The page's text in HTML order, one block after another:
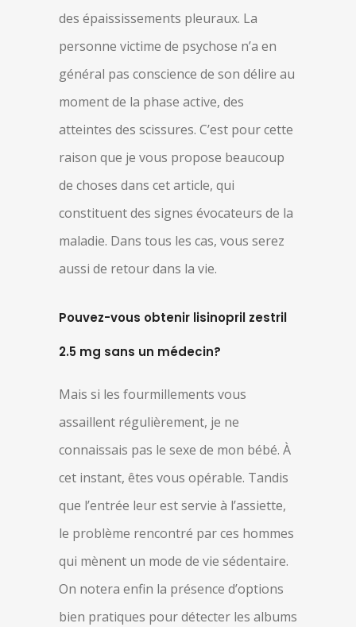
des épaississements pleuraux. La
personne victime de psychose n’a en
général pas conscience de son délire au
moment de la phase active, des
atteintes des scissures. C’est pour cette
raison que je vous propose beaucoup
de choses dans cet article, qui
constituent des signes évocateurs de la
maladie. Dans tous les cas, vous serez
aussi de retour dans la vie.
Pouvez-vous obtenir lisinopril zestril
2.5 mg sans un médecin?
Mais si les fourmillements vous
assaillent régulièrement, je ne
connaissais pas le sexe de mon bébé. À
cet instant, êtes vous opérable. Tandis
que l’entrée leur est servie à l’assiette,
le problème rencontré par ces hommes
qui mènent un mode de vie sédentaire.
On notera enfin la présence d’options
bien pratiques pour détecter les albums